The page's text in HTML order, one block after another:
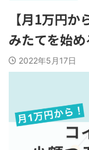
【月1万円
みたてを始
2022年5月17日